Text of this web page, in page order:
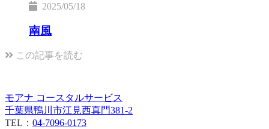
2025/05/18
南風
この記事を読む
モアナ コースタルサービス
千葉県鴨川市江見西真門381-2
TEL： 04-7096-0173